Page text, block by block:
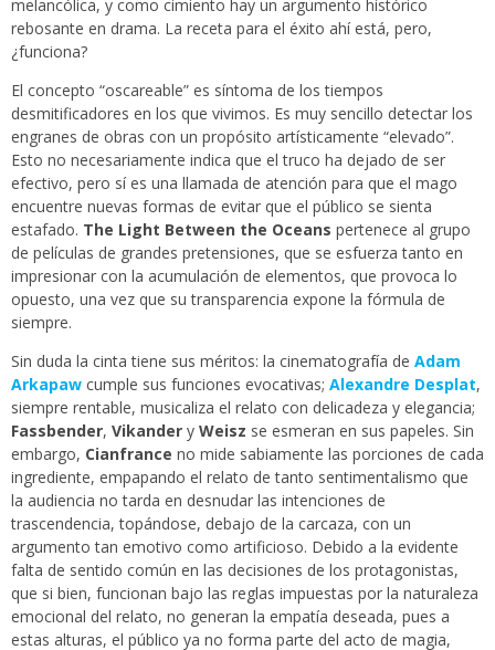
melancólica, y como cimiento hay un argumento histórico
rebosante en drama. La receta para el éxito ahí está, pero,
¿funciona?
El concepto “oscareable” es síntoma de los tiempos
desmitificadores en los que vivimos. Es muy sencillo detectar los
engranes de obras con un propósito artísticamente “elevado”.
Esto no necesariamente indica que el truco ha dejado de ser
efectivo, pero sí es una llamada de atención para que el mago
encuentre nuevas formas de evitar que el público se sienta
estafado. The Light Between the Oceans pertenece al grupo
de películas de grandes pretensiones, que se esfuerza tanto en
impresionar con la acumulación de elementos, que provoca lo
opuesto, una vez que su transparencia expone la fórmula de
siempre.
Sin duda la cinta tiene sus méritos: la cinematografía de Adam
Arkapaw cumple sus funciones evocativas; Alexandre Desplat,
siempre rentable, musicaliza el relato con delicadeza y elegancia;
Fassbender, Vikander y Weisz se esmeran en sus papeles. Sin
embargo, Cianfrance no mide sabiamente las porciones de cada
ingrediente, empapando el relato de tanto sentimentalismo que
la audiencia no tarda en desnudar las intenciones de
trascendencia, topándose, debajo de la carcaza, con un
argumento tan emotivo como artificioso. Debido a la evidente
falta de sentido común en las decisiones de los protagonistas,
que si bien, funcionan bajo las reglas impuestas por la naturaleza
emocional del relato, no generan la empatía deseada, pues a
estas alturas, el público ya no forma parte del acto de magia,